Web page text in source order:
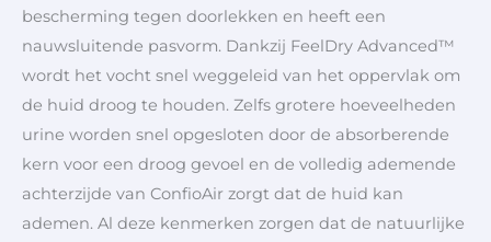
bescherming tegen doorlekken en heeft een
nauwsluitende pasvorm. Dankzij FeelDry Advanced™
wordt het vocht snel weggeleid van het oppervlak om
de huid droog te houden. Zelfs grotere hoeveelheden
urine worden snel opgesloten door de absorberende
kern voor een droog gevoel en de volledig ademende
achterzijde van ConfioAir zorgt dat de huid kan
ademen. Al deze kenmerken zorgen dat de natuurlijke